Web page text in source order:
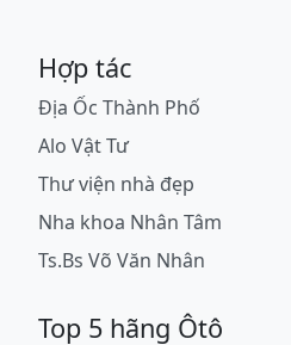
Hợp tác
Địa Ốc Thành Phố
Alo Vật Tư
Thư viện nhà đẹp
Nha khoa Nhân Tâm
Ts.Bs Võ Văn Nhân
Top 5 hãng Ôtô